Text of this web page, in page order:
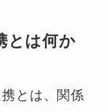
とは何か
とは、関係